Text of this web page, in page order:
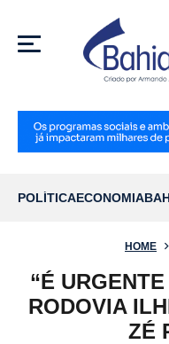
MENU
POLÍTICAECONOMIA
HOME
“É
RODOVIA
ZÉ